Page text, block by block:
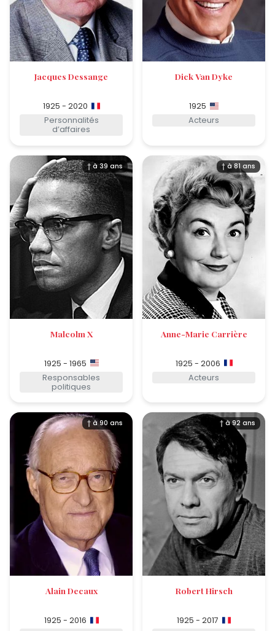
Jacques Dessange
1925 - 2020
Personnalités
d’affaires
Dick Van Dyke
1925
Acteurs
† à 39 ans
Malcolm X
1925 - 1965
Responsables
politiques
† à 81 ans
Anne-Marie Carrière
1925 - 2006
Acteurs
† à 90 ans
Alain Decaux
1925 - 2016
† à 92 ans
Robert Hirsch
1925 - 2017